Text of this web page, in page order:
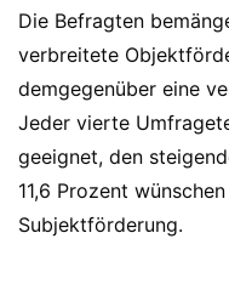
Die Befragten
verbreitete
demgegenüber eine
Jeder vierte
geeignet, den
11,6 Prozent
Subjektförderung.